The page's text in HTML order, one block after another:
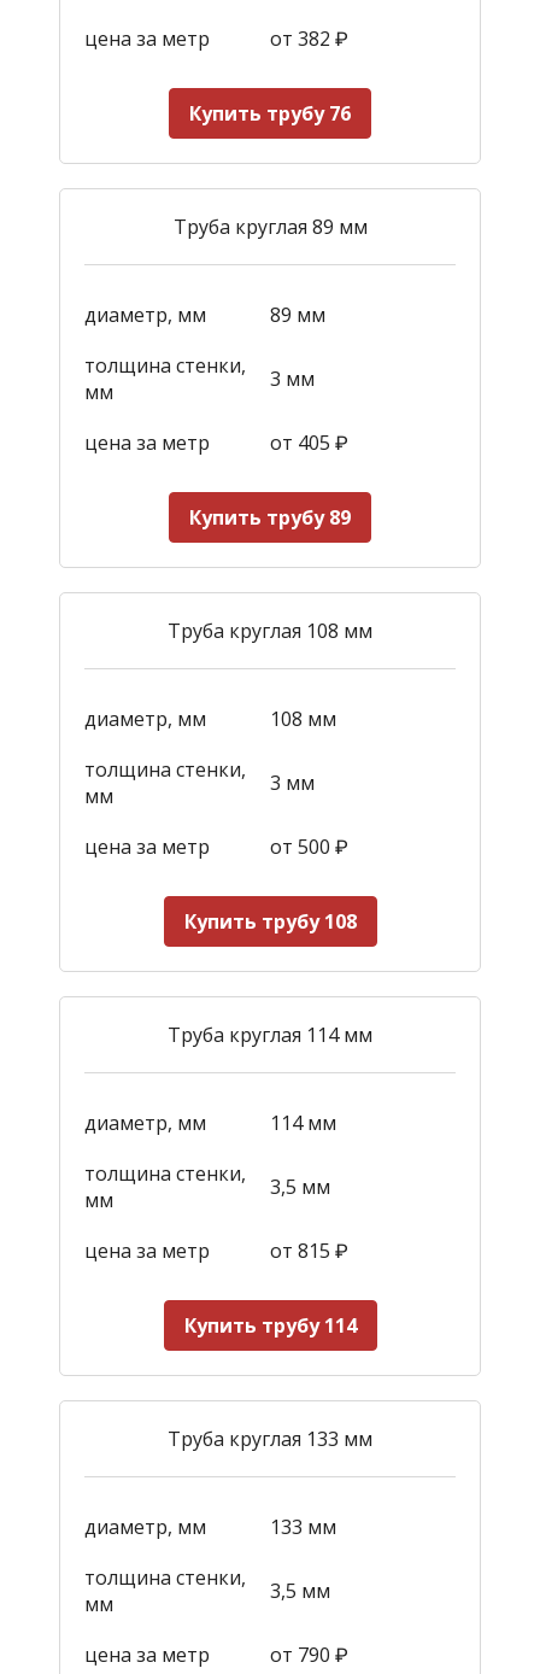
цена за метр
от 382 ₽
Купить трубу 76
Труба круглая 89 мм
диаметр, мм
89 мм
толщина стенки,
мм
3 мм
цена за метр от 405 ₽
Купить трубу 89
Труба круглая 108 мм
диаметр, мм
108 мм
толщина стенки,
мм
3 мм
цена за метр от 500 ₽
Купить трубу 108
Труба круглая 114 мм
диаметр, мм
114 мм
толщина стенки,
мм
3,5 мм
цена за метр от 815 ₽
Купить трубу 114
Труба круглая 133 мм
диаметр, мм
133 мм
толщина стенки,
мм
3,5 мм
цена за метр от 790 ₽